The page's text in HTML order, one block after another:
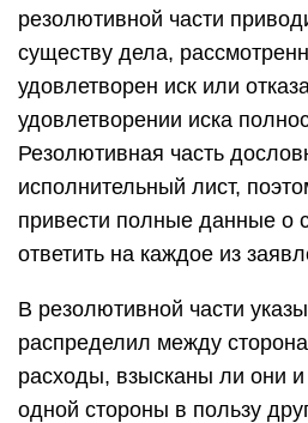
резолютивной части
существу дела,
удовлетворен иск или
удовлетворении иска
Резолютивная часть
исполнительный лист,
привести полные данные о
ответить на каждое из
В резолютивной части
распределил между
расходы, взысканы ли они
одной стороны в пользу